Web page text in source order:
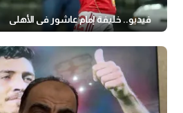
فيديو.. خليفة إمام عاشور في الأهلي